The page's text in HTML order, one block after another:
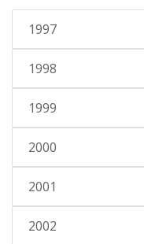
1997
1998
1999
2000
2001
2002